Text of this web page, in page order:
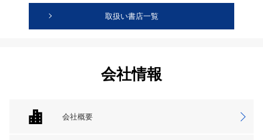
取扱い書店一覧
会社情報
会社概要